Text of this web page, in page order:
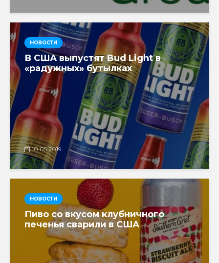
НОВОСТИ
В США выпустят Bud Light в
«радужных» бутылках
10.05.2019
НОВОСТИ
Пиво со вкусом клубничного
печенья сварили в США